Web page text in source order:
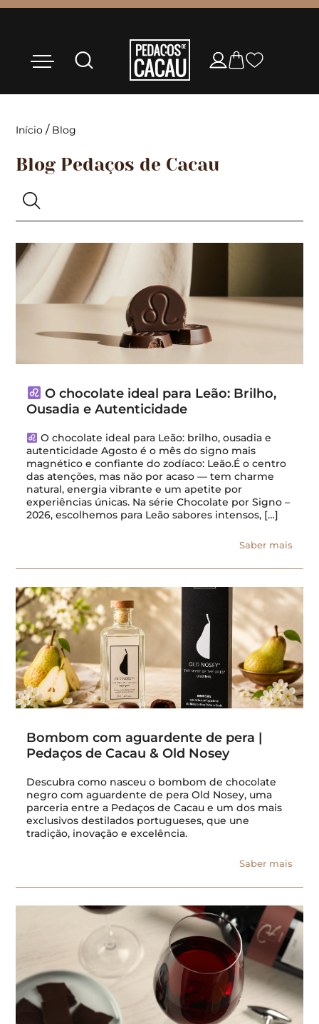
Início / Blog
Blog Pedaços de Cacau
O chocolate ideal para Leão: Brilho,
Ousadia e Autenticidade
O chocolate ideal para Leão: brilho, ousadia e
autenticidade Agosto é o mês do signo mais
magnético e confiante do zodíaco: Leão.É o centro
das atenções, mas não por acaso — tem charme
natural, energia vibrante e um apetite por
experiências únicas. Na série Chocolate por Signo –
2026, escolhemos para Leão sabores intensos, […]
Saber mais
Bombom com aguardente de pera |
Pedaços de Cacau & Old Nosey
Descubra como nasceu o bombom de chocolate
negro com aguardente de pera Old Nosey, uma
parceria entre a Pedaços de Cacau e um dos mais
exclusivos destilados portugueses, que une
tradição, inovação e excelência.
Saber mais